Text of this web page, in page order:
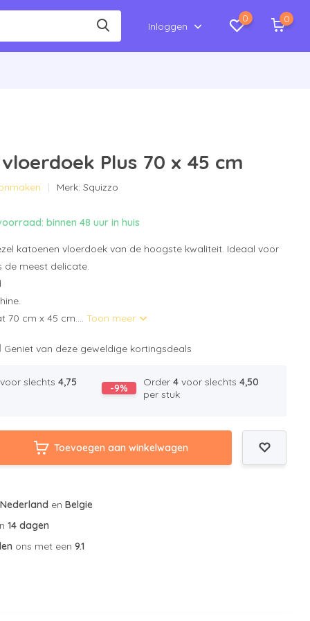
Inloggen
0 0
Plus 70 x 45 cm
Merk:Squizzo
binnen 48 uur in huis
katoenen vloerdoek van de hoogste kwaliteit. Ideaal voor
de meest delicate.
70 cm x 45 cm....Toon meer
Geniet van deze geweldige kortingsdeals
slechts4,75 -9% Order 4voor slechts 4,50
per stuk
Toevoegen aan winkelwagen
Nederland enBelgie
14 dagen
ons met een9.1